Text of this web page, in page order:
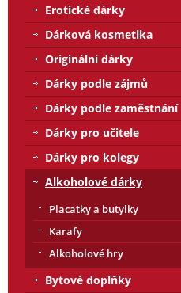
Erotické dárky
Dárková kosmetika
Originální dárky
Dárky podle zájmů
Dárky podle zaměstnání
Dárky pro učitele
Dárky pro kolegy
Alkoholové dárky
Placatky a butylky
Karafy
Alkoholové hry
Bytové doplňky